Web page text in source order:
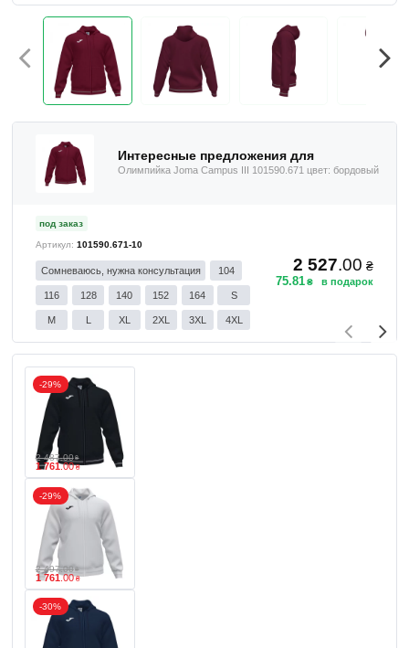
Интересные предложения для
Олимпийка Joma Campus III 101590.671 цвет: бордовый
под заказ
101590.671-10
Сомневаюсь, нужна консультация 104
116 128 140 152 164 S
M L XL 2XL 3XL 4XL
2 527.00 ₴
75.81 ₴
-29%
2 487.00 ₴
1 761.00 ₴
-29%
2 497.00 ₴
1 761.00 ₴
-30%